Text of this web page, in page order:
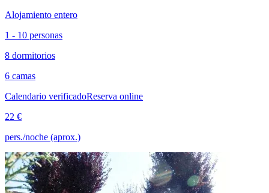
Alojamiento entero
1 - 10 personas
8 dormitorios
6 camas
Calendario verificadoReserva online
22 €
pers./noche (aprox.)